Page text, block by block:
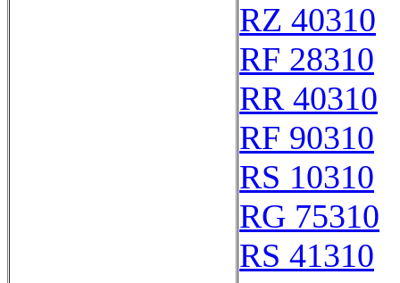
RZ 40310
RF 28310
RR 40310
RF 90310
RS 10310
RG 75310
RS 41310